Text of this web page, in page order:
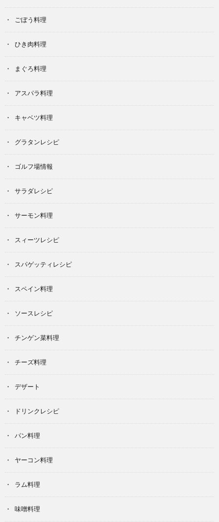
ごぼう料理
ひき肉料理
まぐろ料理
アスパラ料理
キャベツ料理
グラタンレシピ
ゴルフ場情報
サラダレシピ
サーモン料理
スィーツレシピ
スパゲッティレシピ
スペイン料理
ソースレシピ
チンゲン菜料理
チーズ料理
デザート
ドリンクレシピ
パン料理
ヤーコン料理
ラム料理
味噌料理